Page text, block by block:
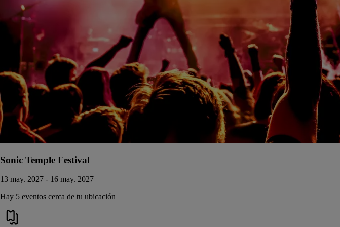
Sonic Temple Festival
13 may. 2027 - 16 may. 2027
Hay 5 eventos cerca de tu ubicación